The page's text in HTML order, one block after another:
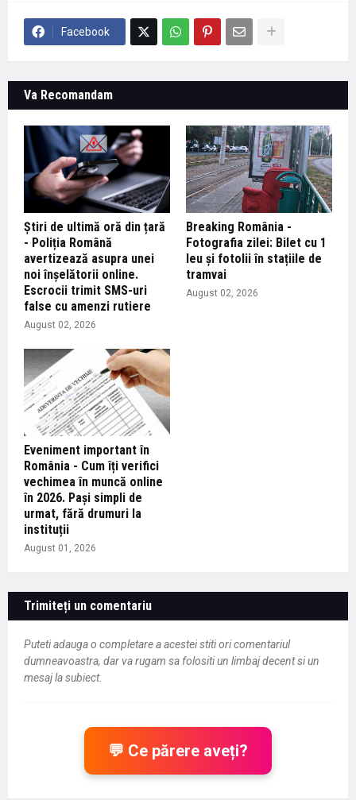
Facebook
Va Recomandam
Știri de ultimă oră din țară
- Poliția Română
avertizează asupra unei
noi înșelătorii online.
Escrocii trimit SMS-uri
false cu amenzi rutiere
August 02, 2026
Breaking România -
Fotografia zilei: Bilet cu 1
leu și fotolii în stațiile de
tramvai
August 02, 2026
Eveniment important în
România - Cum îți verifici
vechimea în muncă online
în 2026. Pași simpli de
urmat, fără drumuri la
instituții
August 01, 2026
Trimiteți un comentariu
Puteti adauga o completare a acestei stiti ori comentariul
dumneavoastra, dar va rugam sa folositi un limbaj decent si un
mesaj la subiect.
💬 Ce părere aveți?